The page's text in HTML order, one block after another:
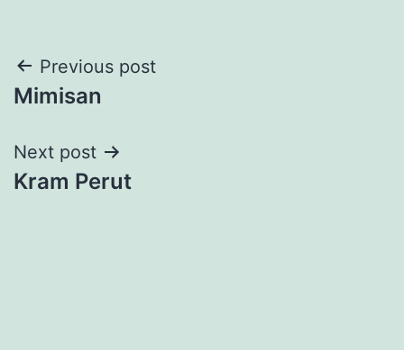
Post
navigation
Previous post
Mimisan
Next post
Kram Perut